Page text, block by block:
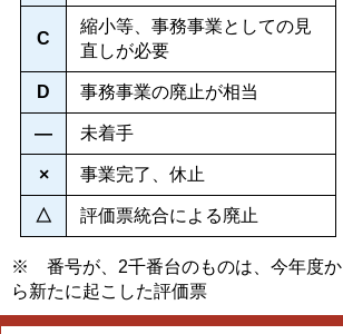
C
縮小等、事務事業としての見
直しが必要
D 事務事業の廃止が相当
― 未着手
× 事業完了、休止
△ 評価票統合による廃止
※ 番号が、2千番台のものは、今年度か
ら新たに起こした評価票